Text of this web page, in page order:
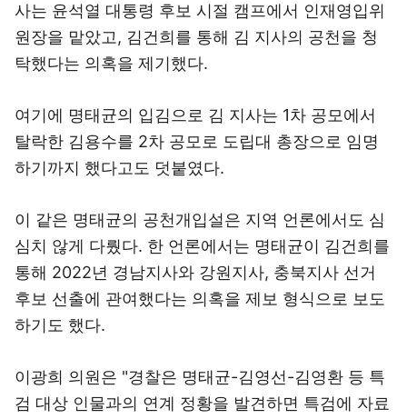
사는 윤석열 대통령 후보 시절 캠프에서 인재영입위
원장을 맡았고, 김건희를 통해 김 지사의 공천을 청
탁했다는 의혹을 제기했다.
여기에 명태균의 입김으로 김 지사는 1차 공모에서
탈락한 김용수를 2차 공모로 도립대 총장으로 임명
하기까지 했다고도 덧붙였다.
이 같은 명태균의 공천개입설은 지역 언론에서도 심
심치 않게 다뤘다. 한 언론에서는 명태균이 김건희를
통해 2022년 경남지사와 강원지사, 충북지사 선거
후보 선출에 관여했다는 의혹을 제보 형식으로 보도
하기도 했다.
이광희 의원은 "경찰은 명태균-김영선-김영환 등 특
검 대상 인물과의 연계 정황을 발견하면 특검에 자료